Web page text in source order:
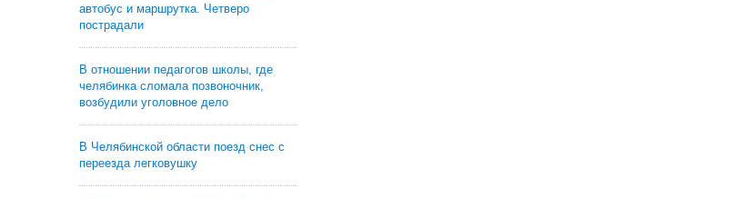
автобус и маршрутка. Четверо
пострадали
В отношении педагогов школы, где
челябинка сломала позвоночник,
возбудили уголовное дело
В Челябинской области поезд снес с
переезда легковушку